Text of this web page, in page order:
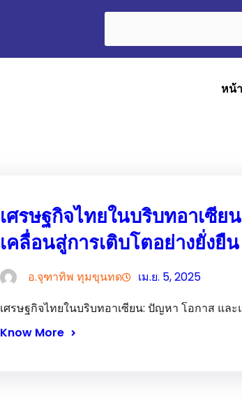
หน้
เศรษฐกิจไทยในบริบทอาเซี
เคลื่อนสู่การเติบโตอย่างยั่งยืน
อ.จุฑาทิพ ทุมขุนทด
เม.ย. 5, 2025
เศรษฐกิจไทยในบริบทอาเซียน: ปัญหา โอกาส และ
Know More